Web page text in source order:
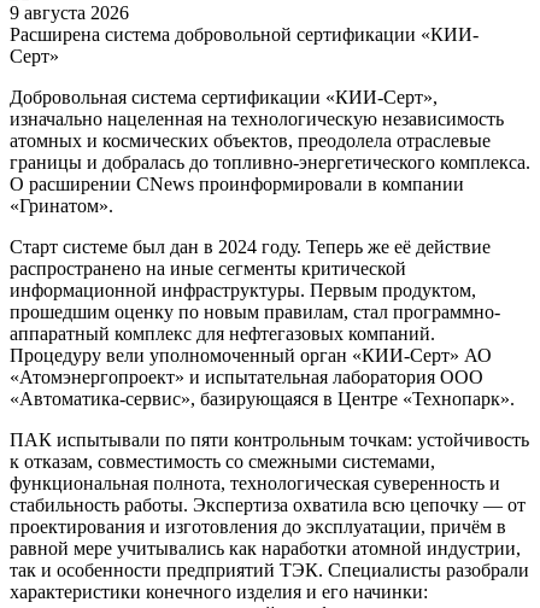
9 августа 2026
Расширена система добровольной сертификации «КИИ-
Серт»
Добровольная система сертификации «КИИ-Серт»,
изначально нацеленная на технологическую независимость
атомных и космических объектов, преодолела отраслевые
границы и добралась до топливно-энергетического комплекса.
О расширении CNews проинформировали в компании
«Гринатом».
Старт системе был дан в 2024 году. Теперь же её действие
распространено на иные сегменты критической
информационной инфраструктуры. Первым продуктом,
прошедшим оценку по новым правилам, стал программно-
аппаратный комплекс для нефтегазовых компаний.
Процедуру вели уполномоченный орган «КИИ-Серт» АО
«Атомэнергопроект» и испытательная лаборатория ООО
«Автоматика-сервис», базирующаяся в Центре «Технопарк».
ПАК испытывали по пяти контрольным точкам: устойчивость
к отказам, совместимость со смежными системами,
функциональная полнота, технологическая суверенность и
стабильность работы. Экспертиза охватила всю цепочку — от
проектирования и изготовления до эксплуатации, причём в
равной мере учитывались как наработки атомной индустрии,
так и особенности предприятий ТЭК. Специалисты разобрали
характеристики конечного изделия и его начинки: